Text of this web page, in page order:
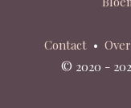
Contact•
© 2020 -